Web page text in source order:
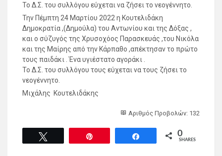
Το Δ.Σ. του συλλόγου εύχεται να ζήσει το νεογέννητο.
Την Πέμπτη 24 Μαρτίου 2022 η Κουτελιδάκη
Δημοκρατία ,(Δημούλα) του Αντωνίου και της Δόξας ,
και ο σύζυγός της Χρυσοχόος Παρασκευάς ,του Νικόλα
και της Μαίρης από την Κάρπαθο ,απέκτησαν το πρώτο
τους παιδάκι . Ένα υγιέστατο αγοράκι .
Το Δ.Σ. του συλλόγου τους εύχεται να τους ζήσει το
νεογέννητο.
Μιχάλης Κουτελιδάκης
Αριθμός Προβολών: 132
0
SHARES